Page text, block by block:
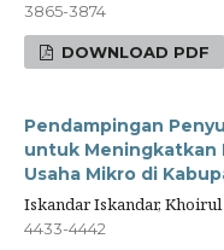
3865-3874
DOWNLOAD PDF
Pendampingan
untuk Meningkatkan
Usaha Mikro di
Iskandar Iskandar,
4433-4442